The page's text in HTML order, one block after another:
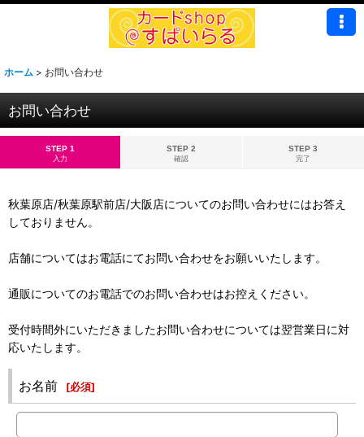
ホーム > お問い合わせ
お問い合わせ
STEP 1
入力
STEP 2
確認
STEP 3
完了
秋葉原店/秋葉原駅前店/大阪店についてのお問い合わせにはお答え
しておりません。
店舗についてはお電話にてお問い合わせをお願いいたします。
通販についてのお電話でのお問い合わせはお控えください。
受付時間外にいただきましたお問い合わせについては翌営業日に対
応いたします。
お名前 [必須]